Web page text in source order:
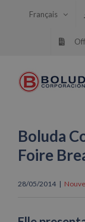
Français
Boluda
Foire
28/05/2014 |